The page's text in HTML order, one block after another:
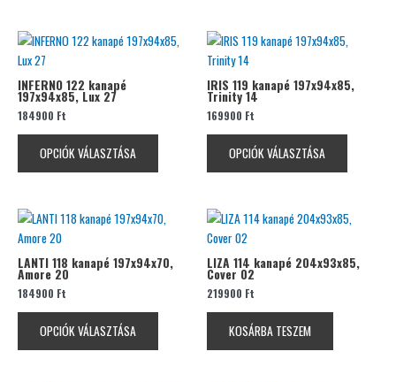
termékoldalon
választhatók
ki
INFERNO 122 kanapé
197x94x85, Lux 27
184900 Ft
OPCIÓK VÁLASZTÁSA
Ennek
van.
változatok
termékoldalon
választhatók
ki
IRIS 119 kanapé 197x94x85,
Trinity 14
169900 Ft
OPCIÓK VÁLASZTÁSA
terméknek
van.
változatok
ki
LANTI 118 kanapé 197x94x70,
Amore 20
184900 Ft
OPCIÓK VÁLASZTÁSA
Ennek
terméknek
több
van.
változatok
LIZA 114 kanapé 204x93x85,
Cover 02
219900 Ft
KOSÁRBA TESZEM